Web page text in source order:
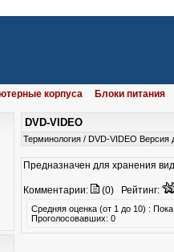
корпуса Блоки питания
DVD-VIDEO
Терминология/ DVD-VIDEO Версия
Предназначен для хранения
Комментарии: (0)Рейтинг:
Средняя оценка (от 1 до 10) :
Проголосовавших: 0